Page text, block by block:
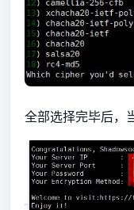
全部选择完毕后，